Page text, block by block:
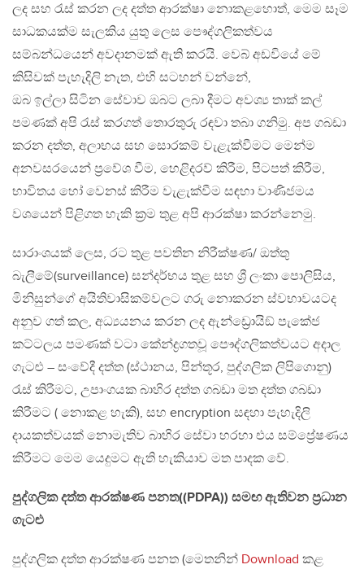
ලද සහ රැස් කරන ලද දත්ත ආරක්ෂා නොකළහොත්, මෙම සෑම
සාධකයක්ම සැලකිය යුතු ලෙස පෞද්ගලිකත්වය
සම්බන්ධයෙන් අවදානමක් ඇති කරයි. වෙබ් අඩවියේ මේ
කිසිවක් පැහැදිලි නැත, එහි සටහන් වන්නේ,
ඔබ ඉල්ලා සිටින සේවාව ඔබට ලබා දීමට අවශ්‍ය තාක් කල්
පමණක් අපි රැස් කරගත් තොරතුරු රඳවා තබා ගනිමු. අප ගබඩා
කරන දත්ත, අලාභය සහ සොරකම් වැළැක්වීමට මෙන්ම
අනවසරයෙන් ප්‍රවේශ වීම, හෙළිදරව් කිරීම, පිටපත් කිරීම,
භාවිතය හෝ වෙනස් කිරීම වැළැක්වීම සඳහා වාණිජමය
වශයෙන් පිළිගත හැකි ක්‍රම තුළ අපි ආරක්ෂා කරන්නෙමු.
සාරාංශයක් ලෙස, රට තුළ පවතින නිරීක්ෂණ/ ඔත්තු
බැලීමේ(surveillance) සන්දර්භය තුළ සහ ශ්‍රී ලංකා පොලිසිය,
මිනිසුන්ගේ අයිතිවාසිකම්වලට ගරු නොකරන ස්වභාවයටද
අනුව ගත් කල, අධ්‍යයනය කරන ලද ඇන්ඩ්‍රොයිඞ් පැකේජ
කට්ටලය පමණක් වටා කේන්ද්‍රගතවූ පෞද්ගලිකත්වයට අදාල
ගැටළු – සංවේදී දත්ත (ස්ථානය, පින්තූර, පුද්ගලික ලිපිගොනු)
රැස් කිරීමට, උපාංගයක බාහිර දත්ත ගබඩා මත දත්ත ගබඩා
කිරීමට ( නොකළ හැකි), සහ encryption සඳහා පැහැදිලි
දායකත්වයක් නොමැතිව බාහිර සේවා හරහා එය සම්ප්‍රේෂණය
කිරීමට මෙම යෙදුමට ඇති හැකියාව මත පාදක වේ.
පුද්ගලික දත්ත ආරක්ෂණ පනත((PDPA)) සමඟ ඇතිවන ප්‍රධාන
ගැටළු
පුද්ගලික දත්ත ආරක්ෂණ පනත (මෙතනින් Download කළ